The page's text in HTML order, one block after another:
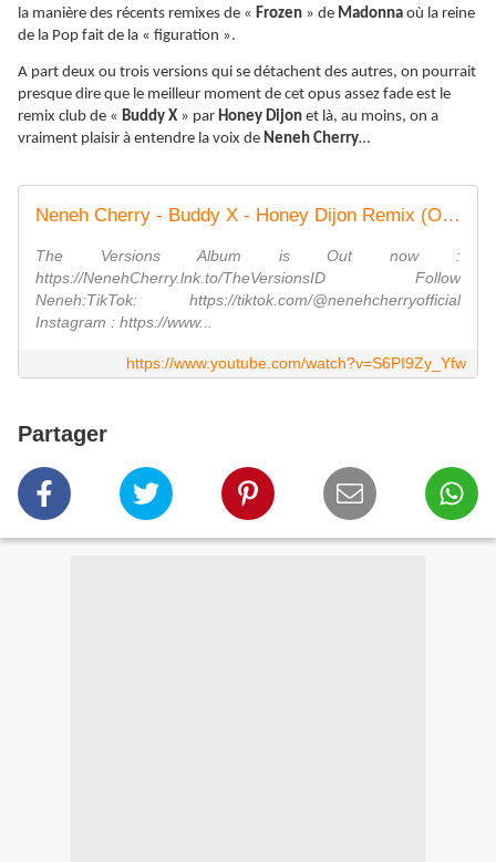
la manière des récents remixes de « Frozen » de Madonna où la reine
de la Pop fait de la « figuration ».
A part deux ou trois versions qui se détachent des autres, on pourrait
presque dire que le meilleur moment de cet opus assez fade est le
remix club de « Buddy X » par Honey Dijon et là, au moins, on a
vraiment plaisir à entendre la voix de Neneh Cherry…
Neneh Cherry - Buddy X - Honey Dijon Remix (Official Audio)
The Versions Album is Out now :
https://NenehCherry.lnk.to/TheVersionsID Follow
Neneh:TikTok: https://tiktok.com/@nenehcherryofficial
Instagram : https://www...
https://www.youtube.com/watch?v=S6PI9Zy_Yfw
Partager